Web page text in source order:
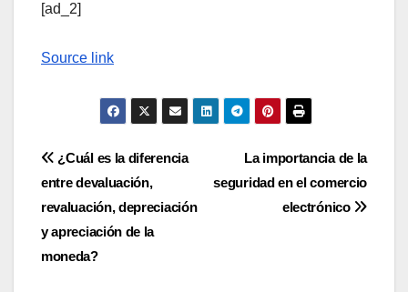
[ad_2]
Source link
Navegación
de
entradas
La importancia de la
seguridad en el comercio
electrónico
¿Cuál es la diferencia
entre devaluación,
revaluación, depreciación
y apreciación de la
moneda?